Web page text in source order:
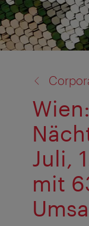
Juli,
mit